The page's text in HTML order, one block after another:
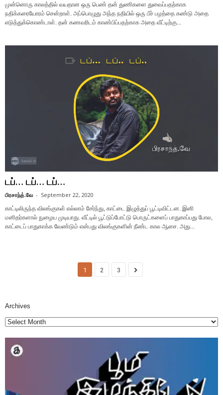
முன்னொரு காலத்தில் வயதான ஒரு பெண் தன் துணிகளை துவைப்பதற்காக
நதிக்கரையோரம் சென்றாள். அப்பொழுது அந்த நதியில் ஒரு பீச் பழத்தை கண்டு அதை
எடுத்துக்கொண்டாள். தன் கணவரிடம் காண்பிப்பதற்காக அதை வீட்டிற்கு...
டப்… டப்… டப்…
பிரசாந்த்.வே - September 22, 2020
காட்டிலிருந்த விலங்குகள் எல்லாம் சேர்ந்து, காட்டை இழுத்துப் பூட்டிவிட்டன. இனி
மனிதர்களால் நுழைய முடியாது. வீட்டில் பூட்டுப்போட்டு பொருட்களைப் பாதுகாப்பது போல,
காட்டைப் பாதுகாக்க வேண்டும் என்பது விலங்குகளின் நீண்ட கால ஆசை. அது...
1 2 3
Archives